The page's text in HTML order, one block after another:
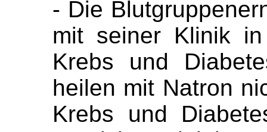
- Die
mit seiner Klinik
Krebs und
heilen mit Natron
Krebs und